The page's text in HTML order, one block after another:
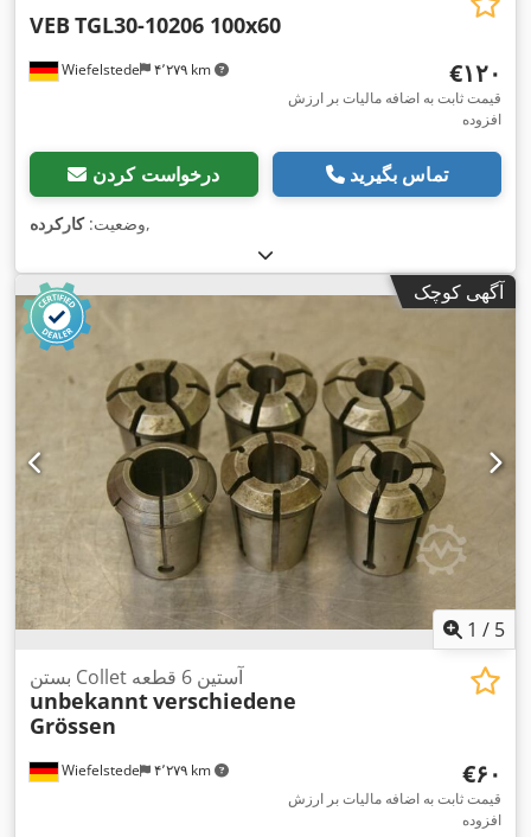
Wiefelstede ۴٬۲۷۹ km
VEB TGL30-10206 100x60
‎€۱۲۰
قیمت ثابت به اضافه مالیات بر ارزش
افزوده
درخواست کردن تماس بگیرید
وضعیت:کارکرده ,
آگهی کوچک
1 / 5
Wiefelstede ۴٬۲۷۹ km
بستن Collet آستین 6 قطعه
unbekanntverschiedene
Grössen
‎€۶۰
قیمت ثابت به اضافه مالیات بر ارزش
افزوده